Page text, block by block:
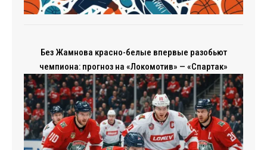
Без Жамнова красно-белые впервые разобьют
чемпиона: прогноз на «Локомотив» — «Спартак»